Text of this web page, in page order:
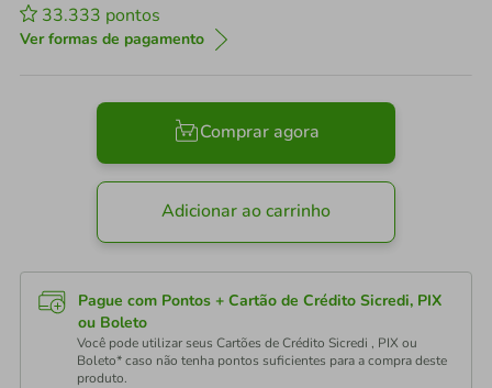
33.333 pontos
Ver formas de pagamento
Comprar agora
Adicionar ao carrinho
Pague com Pontos + Cartão de Crédito Sicredi, PIX
ou Boleto
Você pode utilizar seus Cartões de Crédito Sicredi , PIX ou
Boleto* caso não tenha pontos suficientes para a compra deste
produto.